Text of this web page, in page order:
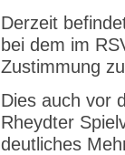
Derzeit
bei dem im
Zustimmung
Dies auch vor
Rheydter
deutliches